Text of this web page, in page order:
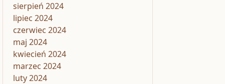
sierpień 2024
lipiec 2024
czerwiec 2024
maj 2024
kwiecień 2024
marzec 2024
luty 2024